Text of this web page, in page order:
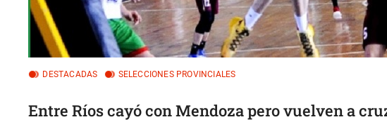
DESTACADAS SELECCIONES PROVINCIALES
Entre Ríos cayó con Mendoza pero vuelven a